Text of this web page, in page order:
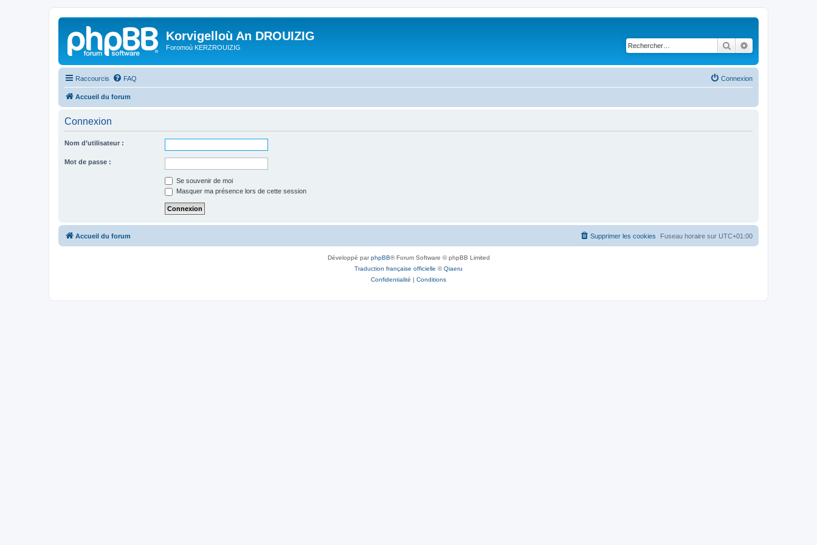
Korvigelloù An DROUIZIG
Foromoù KERZROUIZIG Rechercher
Raccourcis FAQ Connexion
Accueil du forum
Connexion
Nom d’utilisateur :
Mot de passe :
Se souvenir de moi
Masquer ma présence lors de cette session
Accueil du forum Fuseau horaire sur UTC+01:00
Supprimer les cookies
Développé parphpBB® Forum Software © phpBB Limited
Traduction française officielle ©Qiaeru
Confidentialité | Conditions